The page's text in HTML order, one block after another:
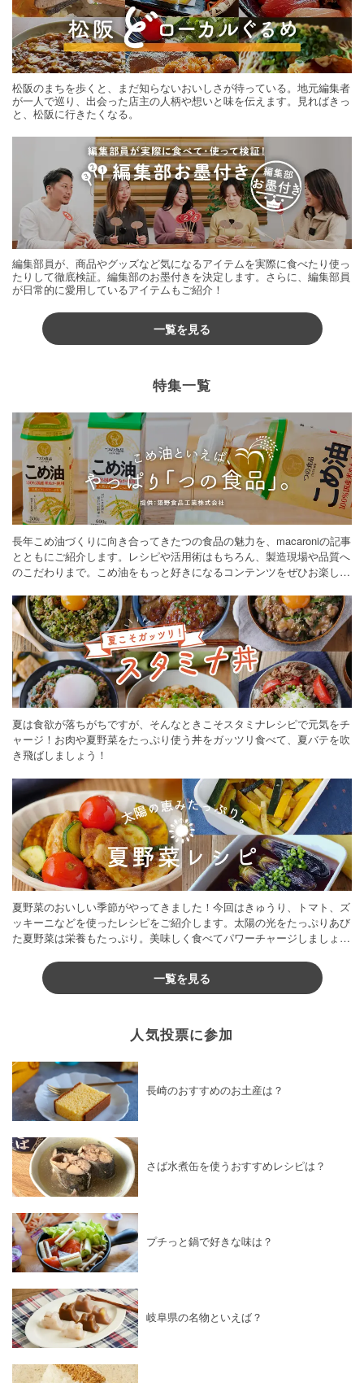
松阪のまちを歩くと、まだ知らないおいしさが待っている。地元編集者
が一人で巡り、出会った店主の人柄や想いと味を伝えます。見ればきっ
と、松阪に行きたくなる。
編集部員が、商品やグッズなど気になるアイテムを実際に食べたり使っ
たりして徹底検証。編集部のお墨付きを決定します。さらに、編集部員
が日常的に愛用しているアイテムもご紹介！
一覧を見る
特集一覧
長年こめ油づくりに向き合ってきたつの食品の魅力を、macaroniの記事
とともにご紹介します。レシピや活用術はもちろん、製造現場や品質へ
のこだわりまで。こめ油をもっと好きになるコンテンツをぜひお楽しみ
夏は食欲が落ちがちですが、そんなときこそスタミナレシピで元気をチ
ャージ！お肉や夏野菜をたっぷり使う丼をガッツリ食べて、夏バテを吹
き飛ばしましょう！
夏野菜のおいしい季節がやってきました！今回はきゅうり、トマト、ズ
ッキーニなどを使ったレシピをご紹介します。太陽の光をたっぷりあび
た夏野菜は栄養もたっぷり。美味しく食べてパワーチャージしましょう
一覧を見る
人気投票に参加
長崎のおすすめのお土産は？
さば水煮缶を使うおすすめレシピは？
プチっと鍋で好きな味は？
岐阜県の名物といえば？